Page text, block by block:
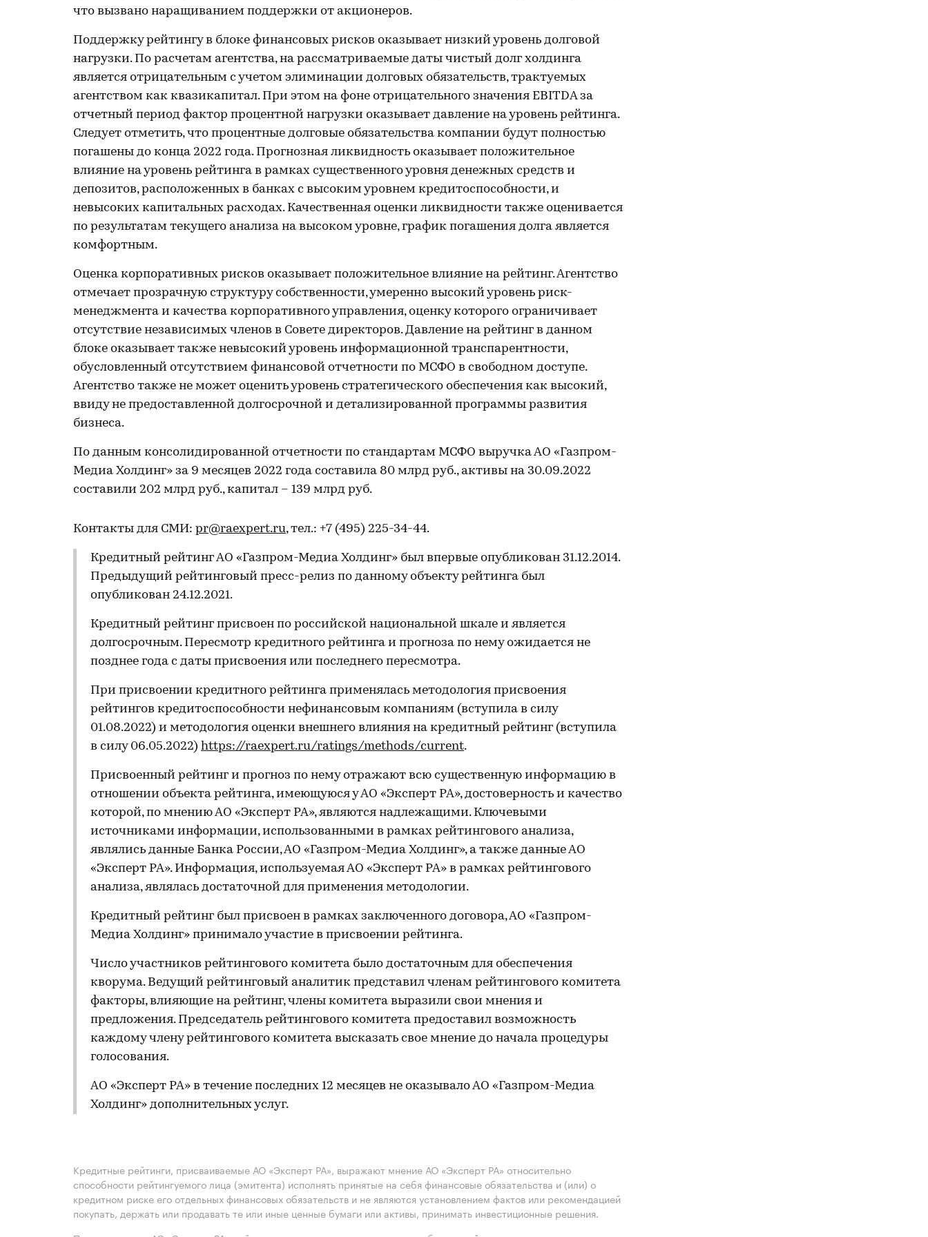
что вызвано наращиванием поддержки от акционеров.
Поддержку рейтингу в блоке финансовых рисков оказывает низкий уровень долговой
нагрузки. По расчетам агентства, на рассматриваемые даты чистый долг холдинга
является отрицательным с учетом элиминации долговых обязательств, трактуемых
агентством как квазикапитал. При этом на фоне отрицательного значения EBITDA за
отчетный период фактор процентной нагрузки оказывает давление на уровень рейтинга.
Следует отметить, что процентные долговые обязательства компании будут полностью
погашены до конца 2022 года. Прогнозная ликвидность оказывает положительное
влияние на уровень рейтинга в рамках существенного уровня денежных средств и
депозитов, расположенных в банках с высоким уровнем кредитоспособности, и
невысоких капитальных расходах. Качественная оценки ликвидности также оценивается
по результатам текущего анализа на высоком уровне, график погашения долга является
комфортным.
Оценка корпоративных рисков оказывает положительное влияние на рейтинг. Агентство
отмечает прозрачную структуру собственности, умеренно высокий уровень риск-
менеджмента и качества корпоративного управления, оценку которого ограничивает
отсутствие независимых членов в Совете директоров. Давление на рейтинг в данном
блоке оказывает также невысокий уровень информационной транспарентности,
обусловленный отсутствием финансовой отчетности по МСФО в свободном доступе.
Агентство также не может оценить уровень стратегического обеспечения как высокий,
ввиду не предоставленной долгосрочной и детализированной программы развития
бизнеса.
По данным консолидированной отчетности по стандартам МСФО выручка АО «Газпром-
Медиа Холдинг» за 9 месяцев 2022 года составила 80 млрд руб., активы на 30.09.2022
составили 202 млрд руб., капитал – 139 млрд руб.
Контакты для СМИ: pr@raexpert.ru, тел.: +7 (495) 225-34-44.
Кредитный рейтинг АО «Газпром-Медиа Холдинг» был впервые опубликован 31.12.2014.
Предыдущий рейтинговый пресс-релиз по данному объекту рейтинга был
опубликован 24.12.2021.
Кредитный рейтинг присвоен по российской национальной шкале и является
долгосрочным. Пересмотр кредитного рейтинга и прогноза по нему ожидается не
позднее года с даты присвоения или последнего пересмотра.
При присвоении кредитного рейтинга применялась методология присвоения
рейтингов кредитоспособности нефинансовым компаниям (вступила в силу
01.08.2022) и методология оценки внешнего влияния на кредитный рейтинг (вступила
в силу 06.05.2022) https://raexpert.ru/ratings/methods/current.
Присвоенный рейтинг и прогноз по нему отражают всю существенную информацию в
отношении объекта рейтинга, имеющуюся у АО «Эксперт РА», достоверность и качество
которой, по мнению АО «Эксперт РА», являются надлежащими. Ключевыми
источниками информации, использованными в рамках рейтингового анализа,
являлись данные Банка России, АО «Газпром-Медиа Холдинг», а также данные АО
«Эксперт РА». Информация, используемая АО «Эксперт РА» в рамках рейтингового
анализа, являлась достаточной для применения методологии.
Кредитный рейтинг был присвоен в рамках заключенного договора, АО «Газпром-
Медиа Холдинг» принимало участие в присвоении рейтинга.
Число участников рейтингового комитета было достаточным для обеспечения
кворума. Ведущий рейтинговый аналитик представил членам рейтингового комитета
факторы, влияющие на рейтинг, члены комитета выразили свои мнения и
предложения. Председатель рейтингового комитета предоставил возможность
каждому члену рейтингового комитета высказать свое мнение до начала процедуры
голосования.
АО «Эксперт РА» в течение последних 12 месяцев не оказывало АО «Газпром-Медиа
Холдинг» дополнительных услуг.
Кредитные рейтинги, присваиваемые АО «Эксперт РА», выражают мнение АО «Эксперт РА» относительно
способности рейтингуемого лица (эмитента) исполнять принятые на себя финансовые обязательства и (или) о
кредитном риске его отдельных финансовых обязательств и не являются установлением фактов или рекомендацией
покупать, держать или продавать те или иные ценные бумаги или активы, принимать инвестиционные решения.